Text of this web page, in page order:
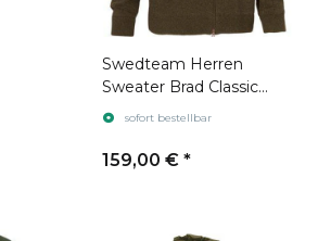
Swedteam Herren
Sweater Brad Classic
Brownsofort bestellbar
159,00 € *